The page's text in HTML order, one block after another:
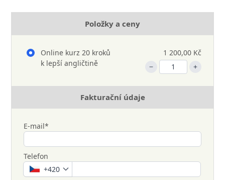
Položky a ceny
Online kurz 20 kroků
k lepší angličtině
1 200,00 Kč
Fakturační údaje
E-mail*
Telefon
+420